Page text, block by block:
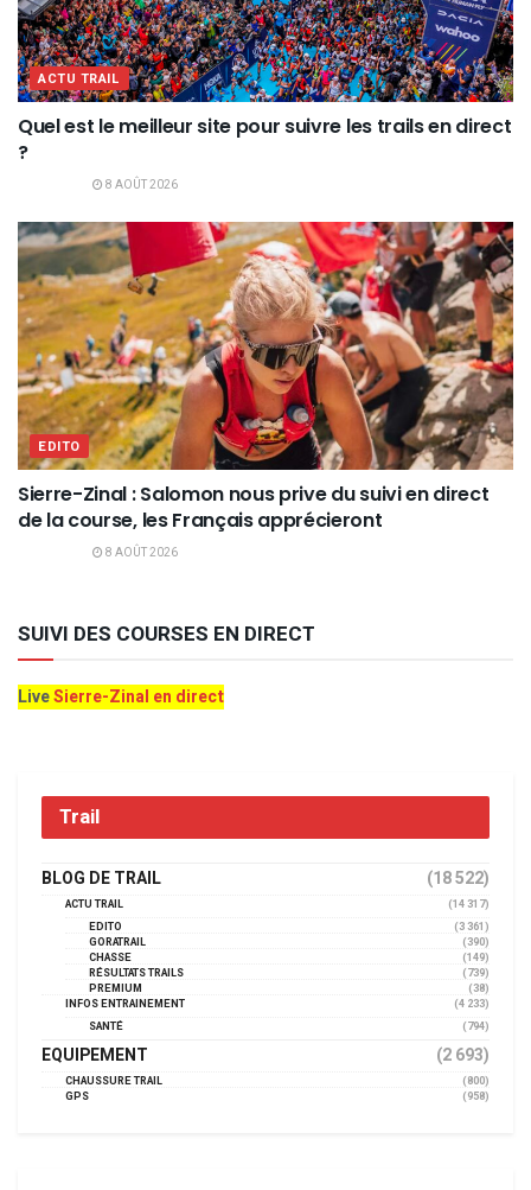
ACTU TRAIL
Quel est le meilleur site pour suivre les trails en direct
?
8 AOÛT 2026
EDITO
Sierre-Zinal : Salomon nous prive du suivi en direct
de la course, les Français apprécieront
8 AOÛT 2026
SUIVI DES COURSES EN DIRECT
LiveSierre-Zinal en direct
Trail
BLOG DE TRAIL (18 522)
ACTU TRAIL
(14 317)
EDITO
(3 361)
GORATRAIL
(390)
CHASSE
(149)
RÉSULTATS TRAILS
(739)
PREMIUM
(38)
INFOS ENTRAINEMENT
(4 233)
SANTÉ
(794)
EQUIPEMENT (2 693)
CHAUSSURE TRAIL
(800)
GPS
(958)